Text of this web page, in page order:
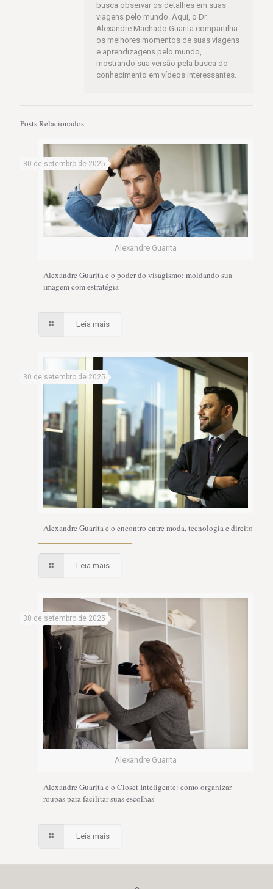
busca observar os detalhes em suas
viagens pelo mundo. Aqui, o Dr.
Alexandre Machado Guarita compartilha
os melhores momentos de suas viagens
e aprendizagens pelo mundo,
mostrando sua versão pela busca do
conhecimento em vídeos interessantes.
Posts Relacionados
Alexandre Guarita
30 de setembro de 2025
Alexandre Guarita e o poder do visagismo: moldando sua
imagem com estratégia
Leia mais
30 de setembro de 2025
Alexandre Guarita e o encontro entre moda, tecnologia e direito
Leia mais
Alexandre Guarita
30 de setembro de 2025
Alexandre Guarita e o Closet Inteligente: como organizar
roupas para facilitar suas escolhas
Leia mais